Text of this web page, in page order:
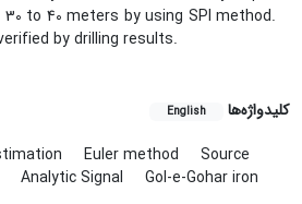
to 40 meters by using SPI method.
by drilling results.
کلیدواژه‌ها English
Euler method
Source
Analytic Signal
Gol-e-Gohar iron